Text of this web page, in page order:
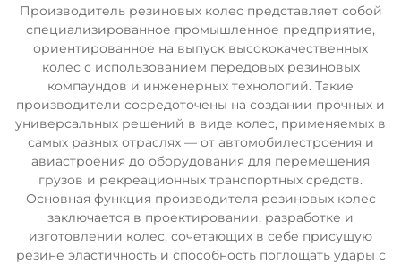
Производитель резиновых колес представляет собой
специализированное промышленное предприятие,
ориентированное на выпуск высококачественных
колес с использованием передовых резиновых
компаундов и инженерных технологий. Такие
производители сосредоточены на создании прочных и
универсальных решений в виде колес, применяемых в
самых разных отраслях — от автомобилестроения и
авиастроения до оборудования для перемещения
грузов и рекреационных транспортных средств.
Основная функция производителя резиновых колес
заключается в проектировании, разработке и
изготовлении колес, сочетающих в себе присущую
резине эластичность и способность поглощать удары с